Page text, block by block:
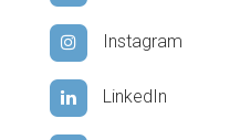
Instagram
LinkedIn